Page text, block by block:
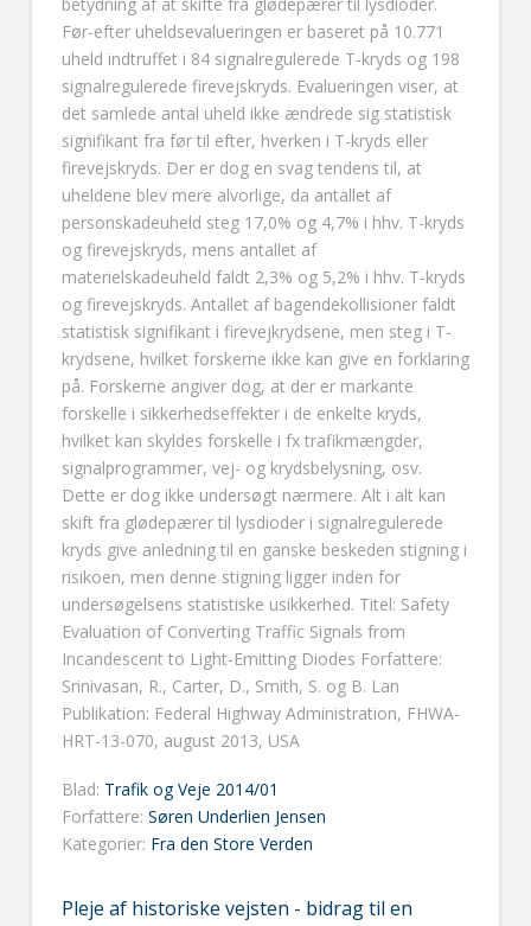
Før-efter uheldsevalueringen er baseret på 10.771
uheld indtruffet i 84 signalregulerede T-kryds og 198
signalregulerede firevejskryds. Evalueringen viser, at
det samlede antal uheld ikke ændrede sig statistisk
signifikant fra før til efter, hverken i T-kryds eller
firevejskryds. Der er dog en svag tendens til, at
uheldene blev mere alvorlige, da antallet af
personskadeuheld steg 17,0% og 4,7% i hhv. T-kryds
og firevejskryds, mens antallet af
materielskadeuheld faldt 2,3% og 5,2% i hhv. T-kryds
og firevejskryds. Antallet af bagendekollisioner faldt
statistisk signifikant i firevejkrydsene, men steg i T-
krydsene, hvilket forskerne ikke kan give en forklaring
på. Forskerne angiver dog, at der er markante
forskelle i sikkerhedseffekter i de enkelte kryds,
hvilket kan skyldes forskelle i fx trafikmængder,
signalprogrammer, vej- og krydsbelysning, osv.
Dette er dog ikke undersøgt nærmere. Alt i alt kan
skift fra glødepærer til lysdioder i signalregulerede
kryds give anledning til en ganske beskeden stigning i
risikoen, men denne stigning ligger inden for
undersøgelsens statistiske usikkerhed. Titel: Safety
Evaluation of Converting Traffic Signals from
Incandescent to Light-Emitting Diodes Forfattere:
Srinivasan, R., Carter, D., Smith, S. og B. Lan
Publikation: Federal Highway Administration, FHWA-
HRT-13-070, august 2013, USA
Blad: Trafik og Veje 2014/01
Forfattere: Søren Underlien Jensen
Kategorier: Fra den Store Verden
Pleje af historiske vejsten - bidrag til en